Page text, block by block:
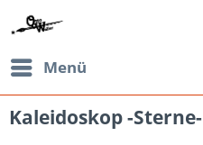
Menü
Kaleidoskop -Sterne-